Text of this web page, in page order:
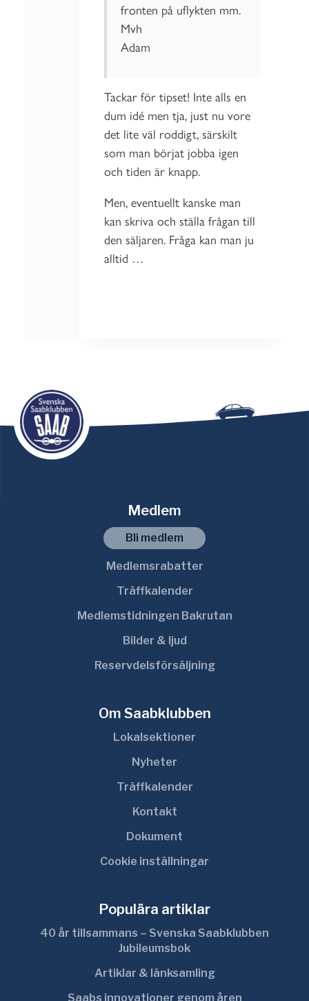
fronten på uflykten mm.
Mvh
Adam
Tackar för tipset! Inte alls en
dum idé men tja, just nu vore
det lite väl roddigt, särskilt
som man börjat jobba igen
och tiden är knapp.
Men, eventuellt kanske man
kan skriva och ställa frågan till
den säljaren. Fråga kan man ju
alltid …
Medlem
Bli medlem
Medlemsrabatter
Träffkalender
Medlemstidningen Bakrutan
Bilder & ljud
Reservdelsförsäljning
Om Saabklubben
Lokalsektioner
Nyheter
Träffkalender
Kontakt
Dokument
Cookie inställningar
Populära artiklar
40 år tillsammans – Svenska Saabklubben
Jubileumsbok
Artiklar & länksamling
Saabs innovationer genom åren